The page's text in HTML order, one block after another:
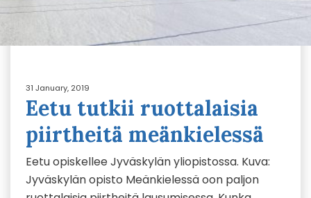
31 January, 2019
Eetu tutkii ruottalaisia
piirtheitä meänkielessä
Eetu opiskellee Jyväskylän yliopistossa. Kuva:
Jyväskylän opisto Meänkielessä oon paljon